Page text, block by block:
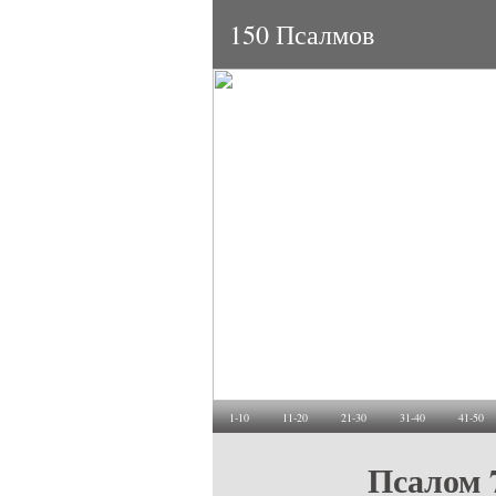
150 Псалмов
1-10 11-20 21-30 31-40 41-50
Псалом